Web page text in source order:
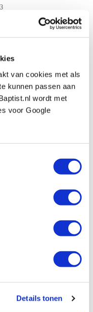
van cookies met als
kunnen passen aan
wordt met
voor Google
Details tonen
10
3785 ml
5000 ml